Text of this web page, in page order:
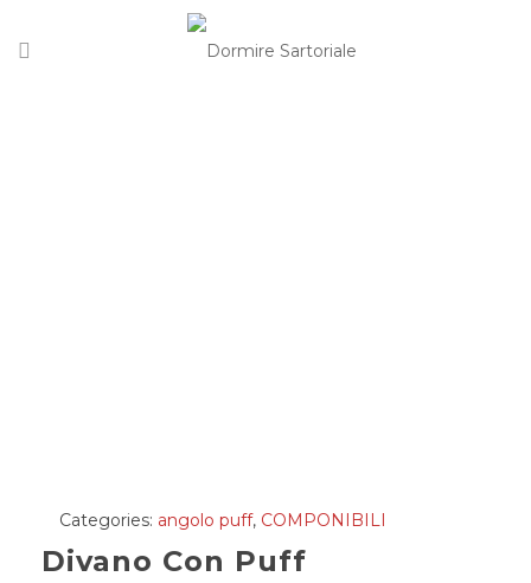
Categories: angolo puff, COMPONIBILI
Divano Con Puff